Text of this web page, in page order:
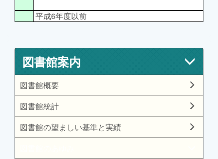
平成6年度以前
図書館案内
図書館概要
図書館統計
図書館の望ましい基準と実績